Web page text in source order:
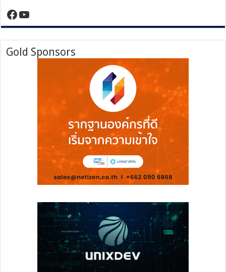
https://www.facebook.com/
YouTube
Gold Sponsors